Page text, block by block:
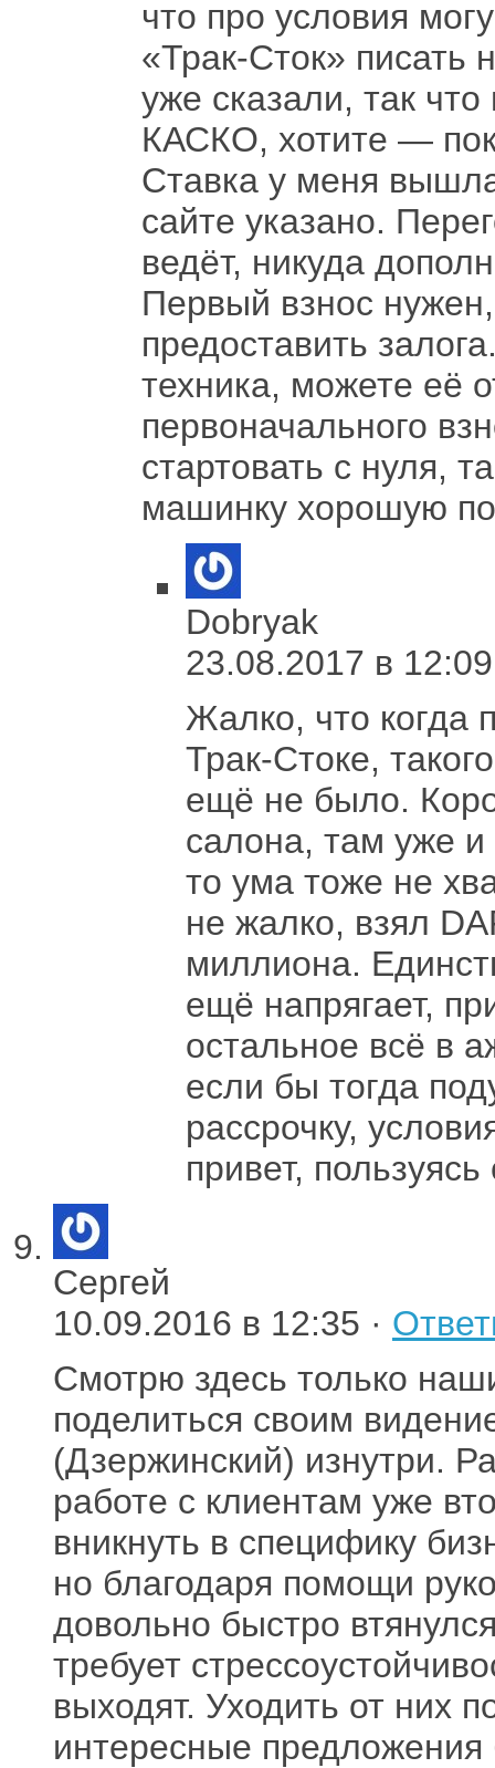
что про условия
«Трак-Сток» писать
уже сказали, так
КАСКО, хотите —
Ставка у меня
сайте указано.
ведёт, никуда
Первый взнос
предоставить
техника, можете её
первоначального
стартовать с нуля,
машинку хорошую
Dobryak
23.08.2017 в
Жалко, что когда
Трак-Стоке,
ещё не было.
салона, там уже и
то ума тоже не
не жалко, взял
миллиона.
ещё напрягает,
остальное всё в
если бы тогда
рассрочку,
привет,
Сергей
10.09.2016 в 12:35 ·
Смотрю здесь только
поделиться своим
(Дзержинский) изнутри.
работе с клиентам уже
вникнуть в специфику
но благодаря помощи
довольно быстро
требует
выходят. Уходить от них
интересные